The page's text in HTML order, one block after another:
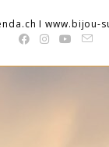
I www.bijou-